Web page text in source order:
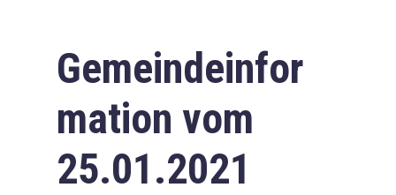
Gemeindeinfor
mation vom
25.01.2021